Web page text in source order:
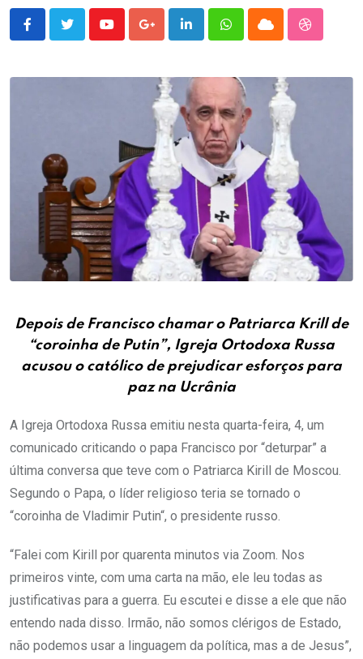
YoutubeGoogle+LinkedInWhatsappCloud
Depois de Francisco chamar o Patriarca Krill de
“coroinha de Putin”, Igreja Ortodoxa Russa
acusou o católico de prejudicar esforços para
paz na Ucrânia
A Igreja Ortodoxa Russa emitiu nesta quarta-feira, 4, um
comunicado criticando o papa Francisco por “deturpar” a
última conversa que teve com o Patriarca Kirill de Moscou.
Segundo o Papa, o líder religioso teria se tornado o
“coroinha de Vladimir Putin“, o presidente russo.
“Falei com Kirill por quarenta minutos via Zoom. Nos
primeiros vinte, com uma carta na mão, ele leu todas as
justificativas para a guerra. Eu escutei e disse a ele que não
entendo nada disso. Irmão, não somos clérigos de Estado,
não podemos usar a linguagem da política, mas a de Jesus”,